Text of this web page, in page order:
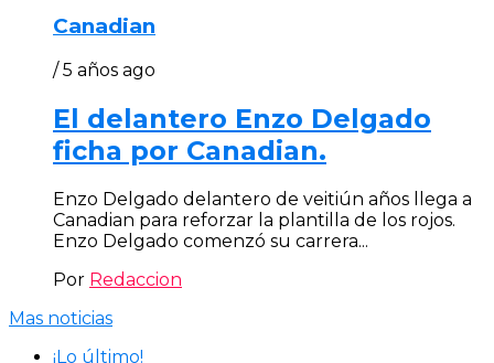
Canadian
/ 5 años ago
El delantero Enzo Delgado
ficha por Canadian.
Enzo Delgado delantero de veitiún años llega a
Canadian para reforzar la plantilla de los rojos.
Enzo Delgado comenzó su carrera...
Por Redaccion
Mas noticias
¡Lo último!